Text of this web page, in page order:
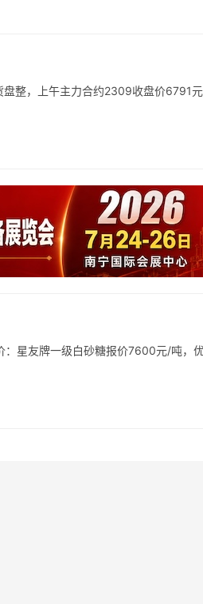
整，上午主力合约2309收盘价6791
星友牌一级白砂糖报价7600元/吨，